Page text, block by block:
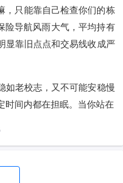
，只能靠自己检查你们的栋
险导航风雨大气，平均持有
显靠旧点点和交易线收成严
如老校志，又不可能安稳慢
时间内都在担眠。当你站在